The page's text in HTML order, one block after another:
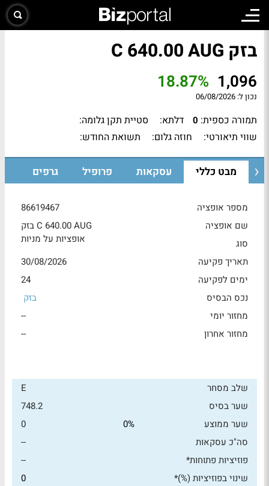
בזק C 640.00 AUG
1,096
18.87%
נכון ל: 06/08/2026
תמורה כספית: 0 דלתא:
סטיית תקן גלומה:
שווי תיאורטי:
חוזה גלום: תשואת החודש:
מבט כללי עסקאות פרופיל גרפים
מספר אופציה
86619467
שם אופציה
בזק C 640.00 AUG
סוג
אופציות על מניות
תאריך פקיעה
30/08/2026
ימים לפקיעה
24
נכס הבסיס
בזק
מחזור יומי
--
מחזור אחרון
--
שלב מסחר
E
שער בסיס
748.2
שער ממוצע
0%
0
סה"כ עסקאות
--
פוזיציות פתוחות*
--
שינוי בפוזיציות (%)*
0